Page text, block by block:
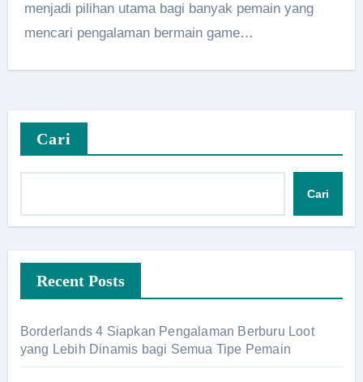
menjadi pilihan utama bagi banyak pemain yang
mencari pengalaman bermain game…
Cari
Cari
Recent Posts
Borderlands 4 Siapkan Pengalaman Berburu Loot
yang Lebih Dinamis bagi Semua Tipe Pemain